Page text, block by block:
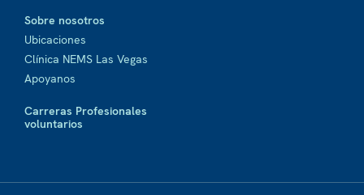
Sobre nosotros
Ubicaciones
Clínica NEMS Las Vegas
Apoyanos
Carreras Profesionales
voluntarios